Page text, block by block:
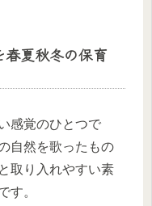
夏秋冬の保育
感覚のひとつで
自然を歌ったもの
取り入れやすい素
す。